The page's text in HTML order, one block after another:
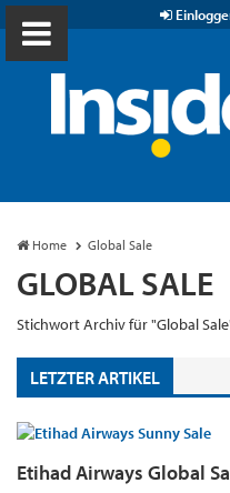
Home Global Sale
GLOBAL SALE
Stichwort Archiv für "Global
LETZTER ARTIKEL
Etihad Airways Global